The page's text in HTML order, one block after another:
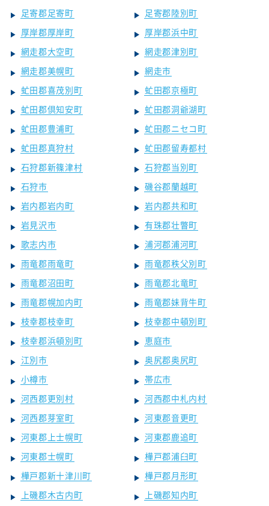
足寄郡足寄町
足寄郡陸別町
厚岸郡厚岸町
厚岸郡浜中町
網走郡大空町
網走郡津別町
網走郡美幌町
網走市
虻田郡喜茂別町
虻田郡京極町
虻田郡倶知安町
虻田郡洞爺湖町
虻田郡豊浦町
虻田郡ニセコ町
虻田郡真狩村
虻田郡留寿都村
石狩郡新篠津村
石狩郡当別町
石狩市
磯谷郡蘭越町
岩内郡岩内町
岩内郡共和町
岩見沢市
有珠郡壮瞥町
歌志内市
浦河郡浦河町
雨竜郡雨竜町
雨竜郡秩父別町
雨竜郡沼田町
雨竜郡北竜町
雨竜郡幌加内町
雨竜郡妹背牛町
枝幸郡枝幸町
枝幸郡中頓別町
枝幸郡浜頓別町
恵庭市
江別市
奥尻郡奥尻町
小樽市
帯広市
河西郡更別村
河西郡中札内村
河西郡芽室町
河東郡音更町
河東郡上士幌町
河東郡鹿追町
河東郡士幌町
樺戸郡浦臼町
樺戸郡新十津川町
樺戸郡月形町
上磯郡木古内町
上磯郡知内町